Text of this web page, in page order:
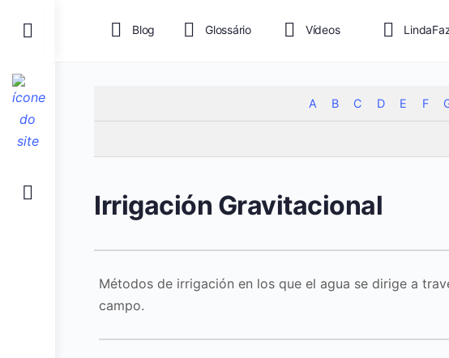
Blog Glossário Vídeos
A B C D E F
Irrigación Gravitacional
Métodos de irrigación en los que el agua se dirige a
campo.